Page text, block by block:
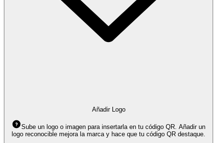
Añadir Logo
Sube un logo o imagen para insertarla en tu código QR. Añadir un
logo reconocible mejora la marca y hace que tu código QR destaque.